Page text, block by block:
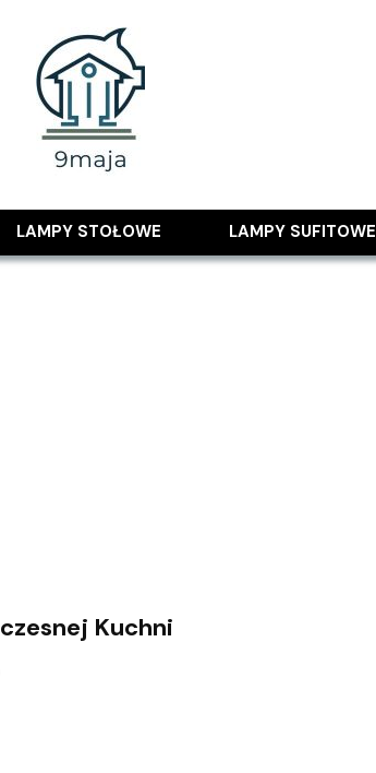
LAMPY STOŁOWE LAMPY SUFITOWE
Kuchni